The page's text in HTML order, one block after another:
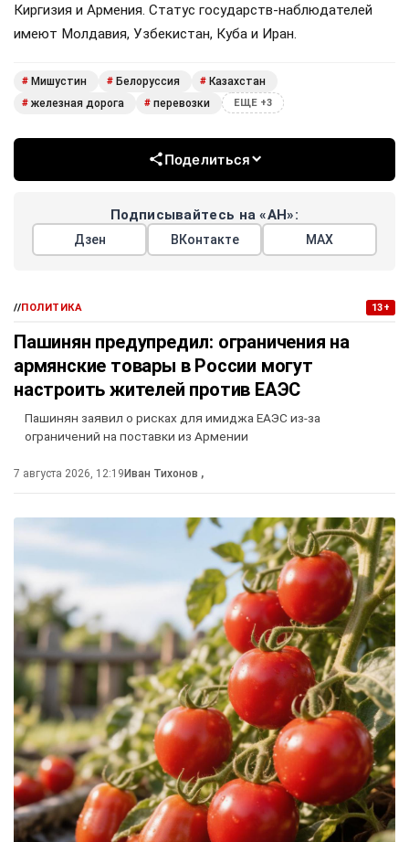
Киргизия и Армения. Статус государств-наблюдателей
имеют Молдавия, Узбекистан, Куба и Иран.
# Мишустин # Белоруссия # Казахстан
# железная дорога # перевозки ЕЩЕ +3
Поделиться
Подписывайтесь на «АН»:
Дзен ВКонтакте МАХ
//ПОЛИТИКА 13+
Пашинян предупредил: ограничения на
армянские товары в России могут
настроить жителей против ЕАЭС
Пашинян заявил о рисках для имиджа ЕАЭС из-за
ограничений на поставки из Армении
7 августа 2026, 12:19Иван Тихонов ,